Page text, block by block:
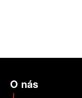
O nás